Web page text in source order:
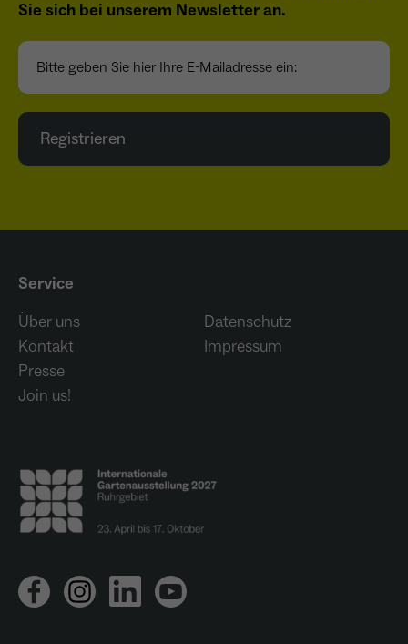
Sie sich bei unserem Newsletter an.
Bitte geben Sie hier Ihre E-Mailadresse ein:
Registrieren
Service
Über uns
Kontakt
Presse
Join us!
Datenschutz
Impressum